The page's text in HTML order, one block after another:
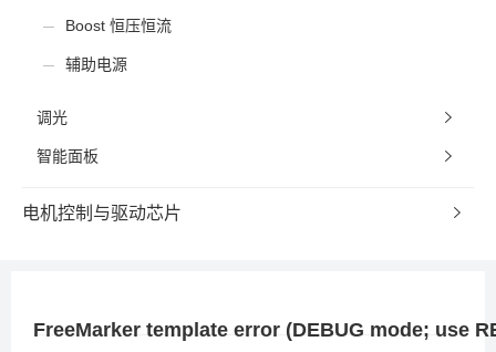
Boost 恒压恒流
辅助电源
调光
智能面板
电机控制与驱动芯片
FreeMarker template error (DEBUG mode; use